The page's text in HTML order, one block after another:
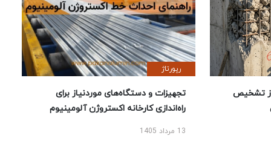
تشخیص
رپورتاژ
تجهیزات و دستگاه‌های موردنیاز برای
راه‌اندازی کارخانه اکستروژن آلومینیوم
13 مرداد 1405